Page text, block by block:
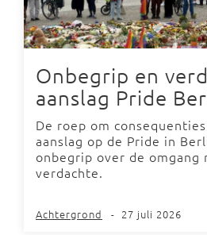
Onbegrip en
aanslag Pride
De roep om
aanslag op de Pride in
onbegrip over de omgang
verdachte.
Achtergrond - 27 juli 2026